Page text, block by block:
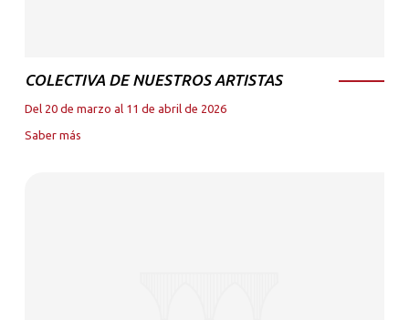
COLECTIVA DE NUESTROS ARTISTAS
Del 20 de marzo al 11 de abril de 2026
Saber más